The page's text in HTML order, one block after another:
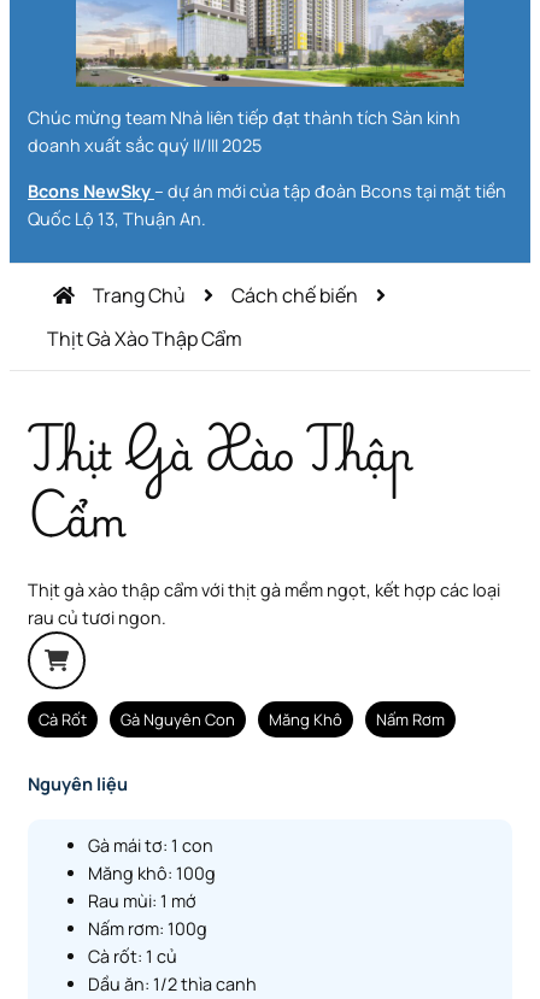
Chúc mừng team Nhà liên tiếp đạt thành tích Sàn kinh
doanh xuất sắc quý II/III 2025
Bcons NewSky– dự án mới của tập đoàn Bcons tại mặt tiền
Quốc Lộ 13, Thuận An.
Trang Chủ
Cách chế biến
Thịt Gà Xào Thập Cẩm
Thịt Gà Xào Thập
Cẩm
Thịt gà xào thập cẩm với thịt gà mềm ngọt, kết hợp các loại
rau củ tươi ngon.
Cà Rốt Gà Nguyên Con Măng Khô Nấm Rơm
Nguyên liệu
Gà mái tơ: 1 con
Măng khô: 100g
Rau mùi: 1 mớ
Nấm rơm: 100g
Cà rốt: 1 củ
Dầu ăn: 1/2 thìa canh